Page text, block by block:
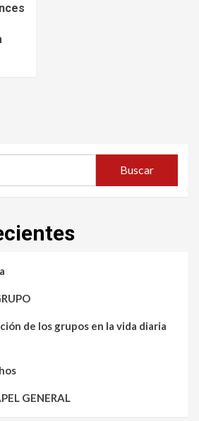
Buscar
de los grupos en la vida diaria
GENERAL